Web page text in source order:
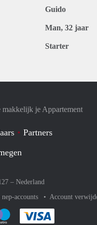
Guido
Man, 32 jaar
Starter
je Appartement
Partners
– Nederland
accounts Account
af met Paypal
gemakkelijk af met Mastercard
Je rekent gemakkelijk af met